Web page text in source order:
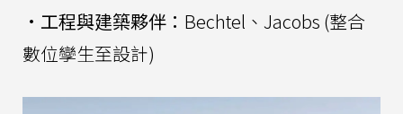
• 工程與建築夥伴： Bechtel、Jacobs (整合
數位孿生至設計)